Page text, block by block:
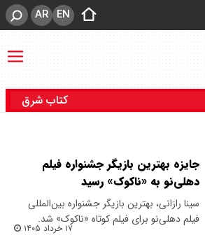
EN
AR
کتاب شرق
جایزه بهترین بازیگر جشنواره فیلم
دهلی‌نو به «ناکوک» رسید
​سینا رازانی، بهترین بازیگر جشنواره بین‌المللی
فیلم دهلی‌نو برای فیلم کوتاه «ناکوک» شد.
۱۷ خرداد ۱۴۰۵